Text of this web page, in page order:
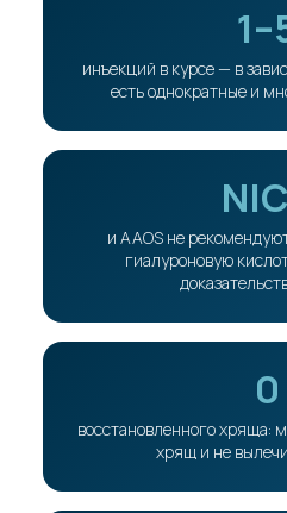
инъекций в курсе — в
есть однократные и
и AAOS не
гиалуроновую
0
восстановленного хряща:
хрящ и не